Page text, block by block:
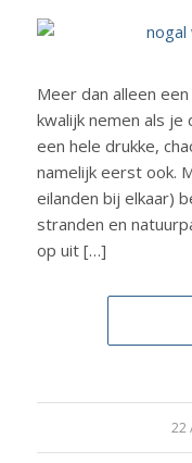
Meer dan alleen
kwalijk nemen als je
een hele drukke,
namelijk eerst ook.
eilanden bij elkaar)
stranden en
op uit […]
22